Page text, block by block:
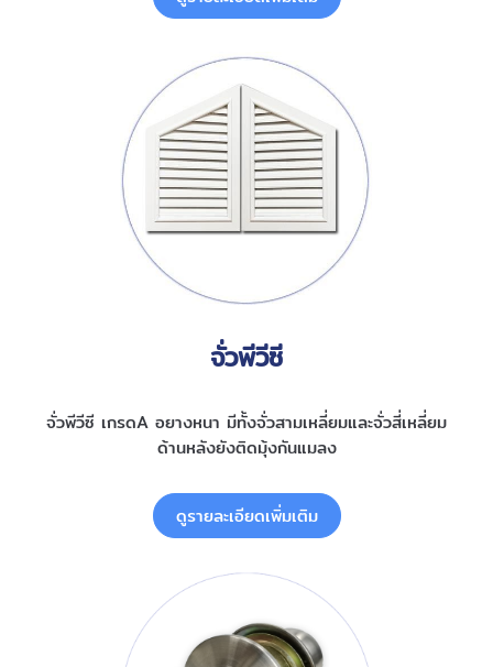
จั่วพีวีซี
จั่วพีวีซี เกรดA อยางหนา มีทั้งจั่วสามเหลี่ยมและจั่วสี่เหลี่ยม
ด้านหลังยังติดมุ้งกันแมลง
ดูรายละเอียดเพิ่มเติม